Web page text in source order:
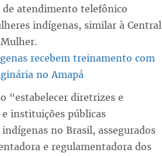
de atendimento telefônico
indígenas, similar à Central
recebem treinamento com
no Amapá
“estabelecer diretrizes e
instituições públicas
no Brasil, assegurados
e regulamentadora dos